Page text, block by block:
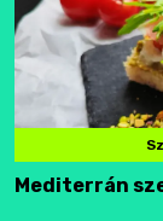
Mediterrán